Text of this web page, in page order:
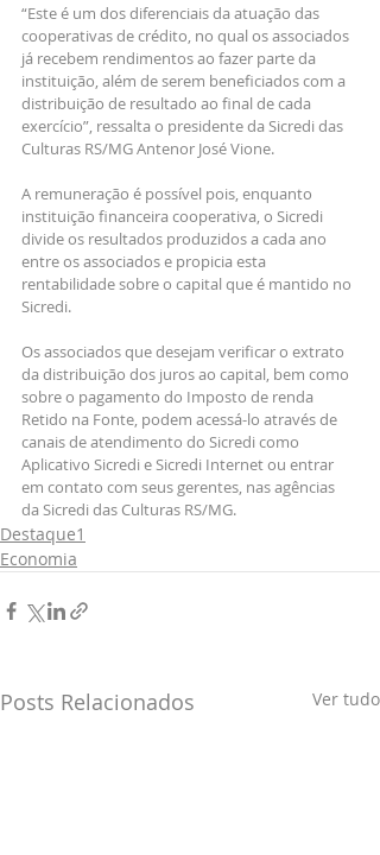
“Este é um dos diferenciais da atuação das
cooperativas de crédito, no qual os associados
já recebem rendimentos ao fazer parte da
instituição, além de serem beneficiados com a
distribuição de resultado ao final de cada
exercício”, ressalta o presidente da Sicredi das
Culturas RS/MG Antenor José Vione.
A remuneração é possível pois, enquanto
instituição financeira cooperativa, o Sicredi
divide os resultados produzidos a cada ano
entre os associados e propicia esta
rentabilidade sobre o capital que é mantido no
Sicredi.
Os associados que desejam verificar o extrato
da distribuição dos juros ao capital, bem como
sobre o pagamento do Imposto de renda
Retido na Fonte, podem acessá-lo através de
canais de atendimento do Sicredi como
Aplicativo Sicredi e Sicredi Internet ou entrar
em contato com seus gerentes, nas agências
da Sicredi das Culturas RS/MG.
Destaque1
Economia
Posts Relacionados Ver tudo